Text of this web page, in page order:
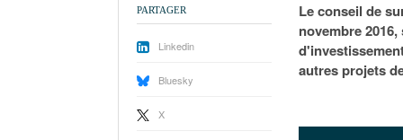
Le conseil de
novembre
autres projets
PARTAGER
Linkedin
Bluesky
X